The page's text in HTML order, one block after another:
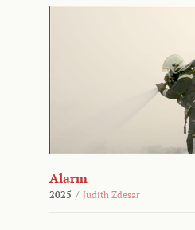
Alarm
2025 / Judith Zdesar